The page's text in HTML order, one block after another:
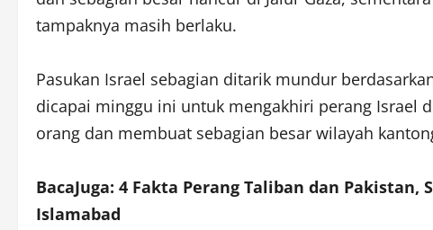
tampaknya masih berlaku.
Pasukan Israel sebagian ditarik mundur
dicapai minggu ini untuk mengakhiri perang Israel
orang dan membuat sebagian besar wilayah
BacaJuga: 4 Fakta Perang Taliban dan
Islamabad